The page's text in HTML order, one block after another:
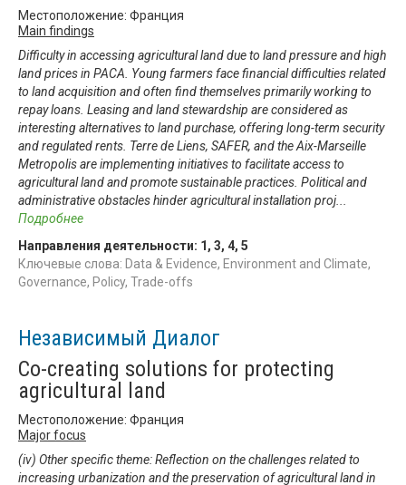
Местоположение: Франция
Main findings
Difficulty in accessing agricultural land due to land pressure and high
land prices in PACA. Young farmers face financial difficulties related
to land acquisition and often find themselves primarily working to
repay loans. Leasing and land stewardship are considered as
interesting alternatives to land purchase, offering long-term security
and regulated rents. Terre de Liens, SAFER, and the Aix-Marseille
Metropolis are implementing initiatives to facilitate access to
agricultural land and promote sustainable practices. Political and
administrative obstacles hinder agricultural installation proj
Подробнее
Направления деятельности: 1 , 3, 4, 5
Ключевые слова: Data & Evidence, Environment and Climate,
Governance, Policy, Trade-offs
Независимый Диалог
Co-creating solutions for protecting
agricultural land
Местоположение: Франция
Major focus
(iv) Other specific theme: Reflection on the challenges related to
increasing urbanization and the preservation of agricultural land in